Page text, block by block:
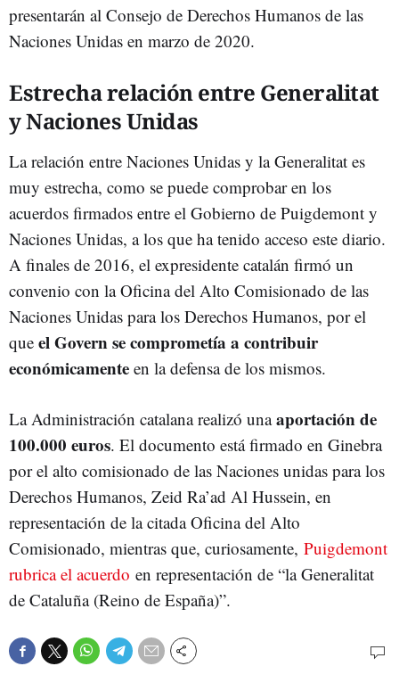
presentarán al Consejo de Derechos Humanos de las
Naciones Unidas en marzo de 2020.
Estrecha relación entre Generalitat
y Naciones Unidas
La relación entre Naciones Unidas y la Generalitat es
muy estrecha, como se puede comprobar en los
acuerdos firmados entre el Gobierno de Puigdemont y
Naciones Unidas, a los que ha tenido acceso este diario.
A finales de 2016, el expresidente catalán firmó un
convenio con la Oficina del Alto Comisionado de las
Naciones Unidas para los Derechos Humanos, por el
que el Govern se comprometía a contribuir
económicamente en la defensa de los mismos.
La Administración catalana realizó unaaportación de
100.000 euros. El documento está firmado en Ginebra
por el alto comisionado de las Naciones unidas para los
Derechos Humanos, Zeid Ra’ad Al Hussein, en
representación de la citada Oficina del Alto
Comisionado, mientras que, curiosamente, Puigdemont
rubrica el acuerdo en representación de “la Generalitat
de Cataluña (Reino de España)”.